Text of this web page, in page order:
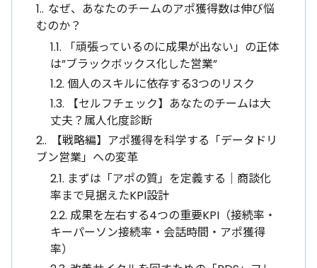
1. なぜ、あなたのチームのアポ獲得数は伸び悩
むのか？
1.1. 「頑張っているのに成果が出ない」の正体
は”ブラックボックス化した営業”
1.2. 個人のスキルに依存する3つのリスク
1.3. 【セルフチェック】あなたのチームは大
丈夫？属人化度診断
2.
【戦略編】アポ獲得を科学する「データドリ
ブン営業」への変革
2.1. まずは「アポの質」を定義する｜商談化
率まで見据えたKPI設計
2.2. 成果を左右する4つの重要KPI（接続率・
キーパーソン接続率・会話時間・アポ獲得
率）